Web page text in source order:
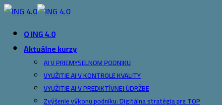
Skip
contentO ING 4.0
Aktuálne kurzy
AI V PRIEMYSELNOM PODNIKU
VYUŽITIE AI V KONTROLE KVALITY
VYUŽITIE AI V PREDIKTÍVNEJ ÚDRŽBE
Zvýšenie výkonu podniku: Digitálna stratégia pre TOP